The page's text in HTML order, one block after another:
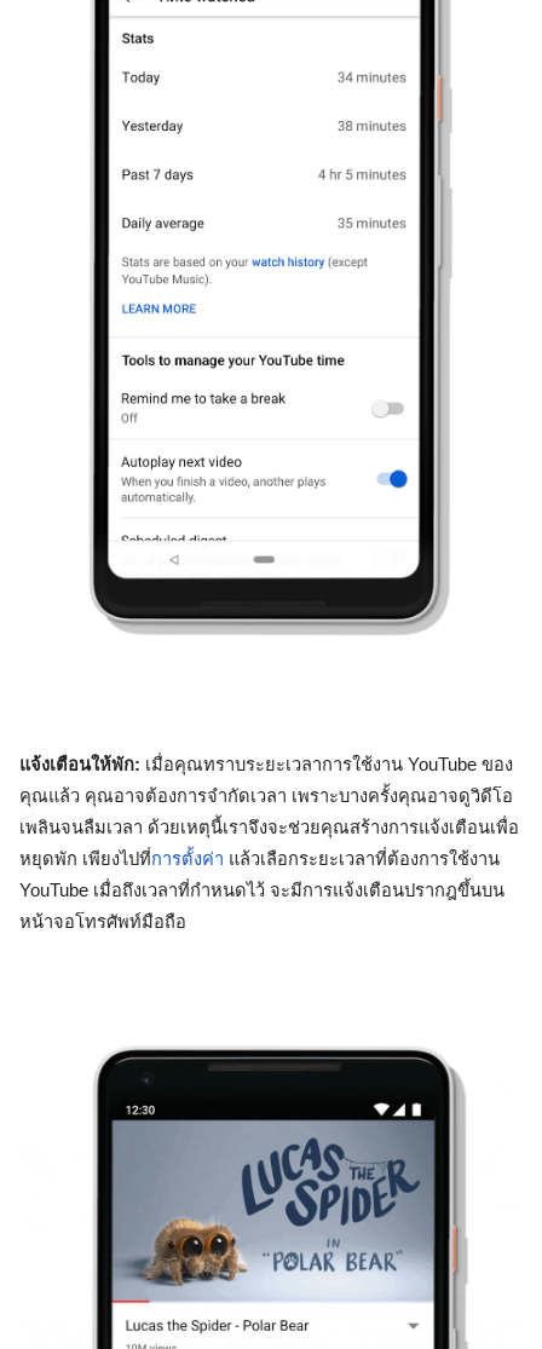
แจ้งเตือนให้พัก: เมื่อคุณทราบระยะเวลาการใช้งาน YouTube ของ
คุณแล้ว คุณอาจต้องการจำกัดเวลา เพราะบางครั้งคุณอาจดูวิดีโอ
เพลินจนลืมเวลา ด้วยเหตุนี้เราจึงจะช่วยคุณสร้างการแจ้งเตือนเพื่อ
หยุดพัก เพียงไปที่การตั้งค่า แล้วเลือกระยะเวลาที่ต้องการใช้งาน
YouTube เมื่อถึงเวลาที่กำหนดไว้ จะมีการแจ้งเตือนปรากฎขึ้นบน
หน้าจอโทรศัพท์มือถือ